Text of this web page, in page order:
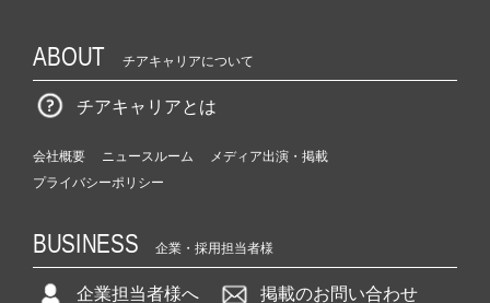
ABOUT チアキャリアについて
チアキャリアとは
会社概要 ニュースルーム
メディア出演・掲載
プライバシーポリシー
BUSINESS 企業・採用担当者様
企業担当者様へ 掲載のお問い合わせ